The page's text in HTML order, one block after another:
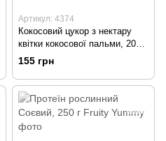
Артикул: 4374
Кокосовий цукор з нектару
квітки кокосової пальми, 200 г,
Fruity Yummy
155 грн